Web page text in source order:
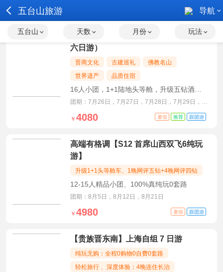
五台山旅游 导航
山西【晋在眼前】精品跟团游（五日/
六日游）
晋商文化 古建巡礼
佛教名山
世界遗产
品质住宿
16人小团，1+1陆地头等舱，升级五钻酒
店，包含平遥古装旅拍
团期：7月26日，7月27日，7月28日，7月29日，7
月30日，7月31日
暑假 推荐 跟团游
￥ 4080
高端有格调【S12 首席山西双飞6纯玩
游】
升级1+1头等舱车、1晚网评五钻+4晚网评四钻
12-15人精品小团、100%真纯玩0套路
团期：8月5日，8月12日，8月21日
暑假 跟团游
￥ 4980
【贵族晋东南】上海自组 7 日游
纯玩无购：全程0购物0自费0套路
轻松旅行 、深度体验：4晚连住长治
五台山 天数 月份 玩法